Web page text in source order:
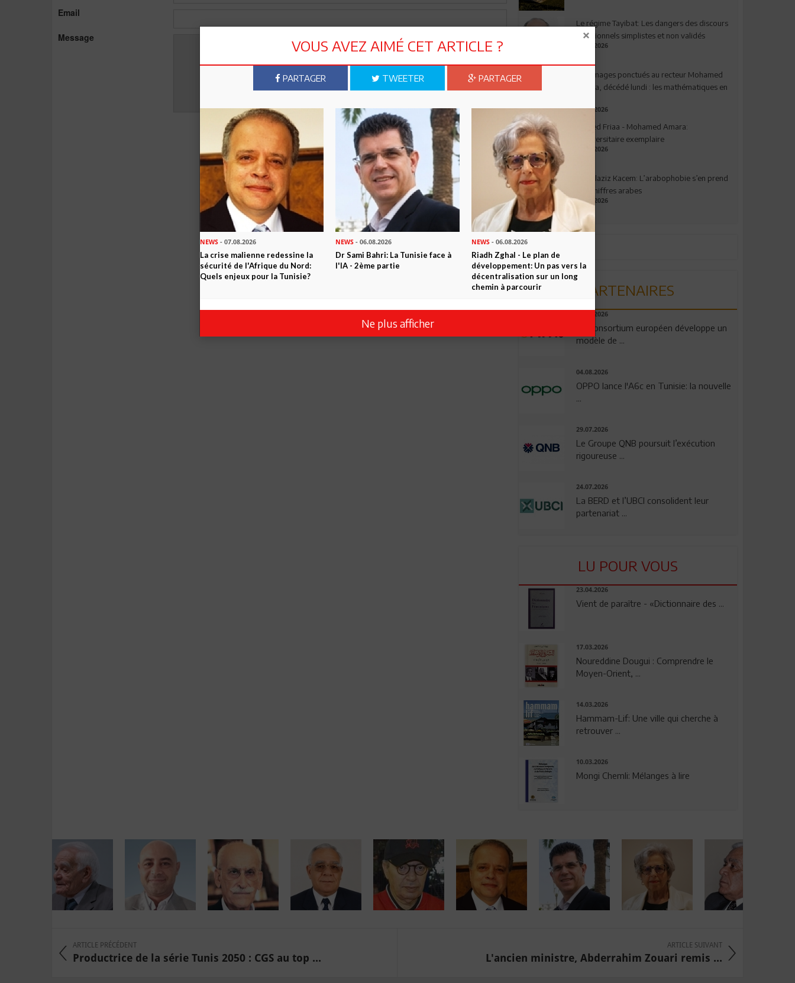
Email
Message
Le régime Tayibat: Les dangers des discours
nutritionnels simplistes et non validés
09.07.2026
Hommages ponctués au recteur Mohamed
Amara, décédé lundi : les mathématiques en
03.08.2026
Ahmed Friaa - Mohamed Amara:
l’Universitaire exemplaire
04.08.2026
Abdelaziz Kacem: L’arabophobie s’en prend
aux chiffres arabes
09.07.2026
PARTENAIRES
06.08.2026
Un consortium européen développe un
modèle de ...
04.08.2026
OPPO lance l'A6c en Tunisie: la nouvelle
29.07.2026
Le Groupe QNB poursuit l’exécution
rigoureuse ...
24.07.2026
La BERD et l’UBCI consolident leur
partenariat ...
LU POUR VOUS
23.04.2026
Vient de paraître - «Dictionnaire des ...
17.03.2026
Noureddine Dougui : Comprendre le
Moyen-Orient, ...
14.03.2026
Hammam-Lif: Une ville qui cherche à
retrouver ...
10.03.2026
Mongi Chemli: Mélanges à lire
ARTICLE PRÉCÉDENT
Productrice de la série Tunis 2050 : CGS au top ...
ARTICLE SUIVANT
L'ancien ministre, Abderrahim Zouari remis ...
VOUS AVEZ AIMÉ CET ARTICLE ?
PARTAGER TWEETER PARTAGER
NEWS - 07.08.2026
La crise malienne redessine la
sécurité de l'Afrique du Nord:
Quels enjeux pour la Tunisie?
NEWS - 06.08.2026
Dr Sami Bahri: La Tunisie face à
l'IA - 2ème partie
NEWS- 06.08.2026
Riadh Zghal - Le plan de
développement: Un pas vers la
décentralisation sur un long
chemin à parcourir
Ne plus afficher